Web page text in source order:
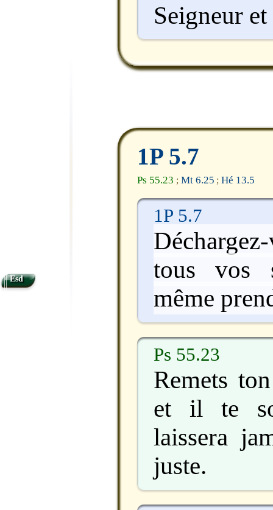
Seigneur
1P 5.7
Ps 55.23 ; Mt 6.25 ; Hé 13.5
1P 5.7
tous vos
même
Ps 55.23
Remets
et il te
laissera
juste.
Esd